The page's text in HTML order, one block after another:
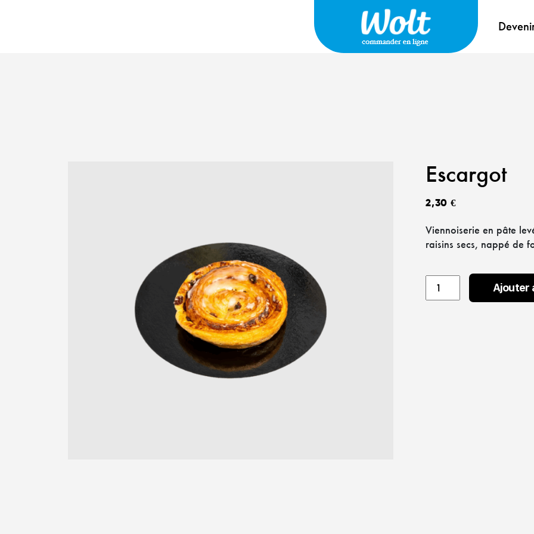
Escargot
2,30 €
Viennoiserie en pâte
raisins secs, nappé de
Escargot
Ajouter